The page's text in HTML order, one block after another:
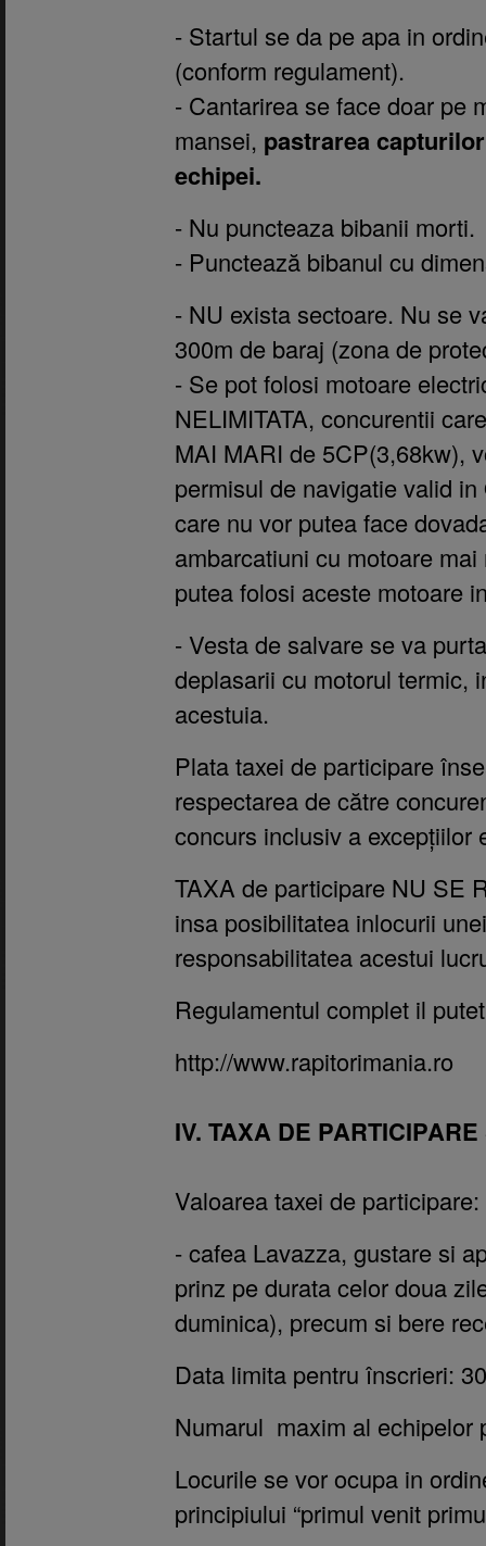
- Startul se da pe apa in
(conform regulament).
- Cantarirea se face doar pe
mansei, pastrarea
echipei.
- Nu puncteaza bibanii morti.
- Punctează bibanul cu
- NU exista sectoare. Nu se
300m de baraj (zona de
- Se pot folosi motoare
NELIMITATA, concurentii
MAI MARI de 5CP(3,68kw),
permisul de navigatie valid
care nu vor putea face
ambarcatiuni cu motoare
putea folosi aceste motoare
- Vesta de salvare se va
deplasarii cu motorul termic,
acestuia.
Plata taxei de participare
respectarea de către
concurs inclusiv a excepțiilor
TAXA de participare NU SE
insa posibilitatea inlocurii
responsabilitatea acestui
Regulamentul complet il
http://www.rapitorimania.ro
IV. TAXA DE
Valoarea taxei de
- cafea Lavazza, gustare si
prinz pe durata celor doua
duminica), precum si bere
Data limita pentru înscrieri:
Numarul maxim al echipelor
Locurile se vor ocupa in
principiului “primul venit